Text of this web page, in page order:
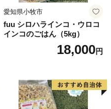
南祭り」。毎年10月2
を切って行われる、宇杉
季祭礼です。
が肩まで水につかりながら
の山口八幡神社の祭礼は6
ぶつけ合いながら印南港
愛知県小牧市
fuu シロハラインコ・ウロコ
インコのごはん（5kg）
18,000円